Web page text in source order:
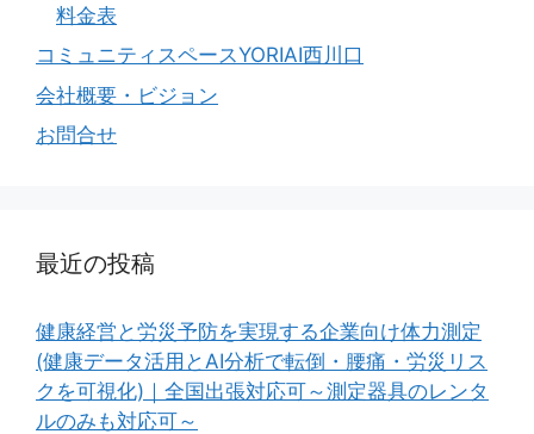
料金表
コミュニティスペースYORIAI西川口
会社概要・ビジョン
お問合せ
最近の投稿
健康経営と労災予防を実現する企業向け体力測定
(健康データ活用とAI分析で転倒・腰痛・労災リス
クを可視化)｜全国出張対応可～測定器具のレンタ
ルのみも対応可～